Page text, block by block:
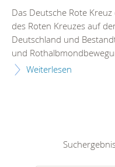
Das Deutsche Rote
des Roten Kreuzes auf
Deutschland und
und
Weiterlesen